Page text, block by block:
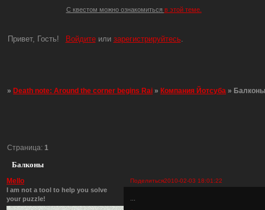
С квестом можно ознакомиться в этой теме.
Привет, Гость! Войдитеили зарегистрируйтесь.
»Death note: Around the corner begins Rai »Компания Йотсуба »
Балконы
Страница: 1
Поделиться2010-02-03 18:01:22
Mello
I am not a tool to help you solve
your puzzle!